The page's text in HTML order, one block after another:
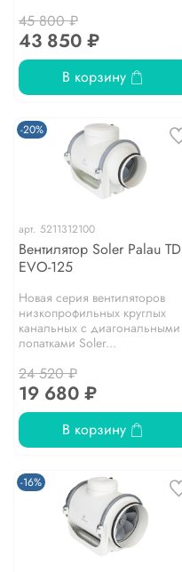
45 800 ₽
43 850 ₽
В корзину
-20%
арт. 5211312100
Вентилятор Soler Palau TD
EVO-125
Новая серия вентиляторов
низкопрофильных круглых
канальных с диагональными
лопатками Soler...
24 520 ₽
19 680 ₽
В корзину
-16%